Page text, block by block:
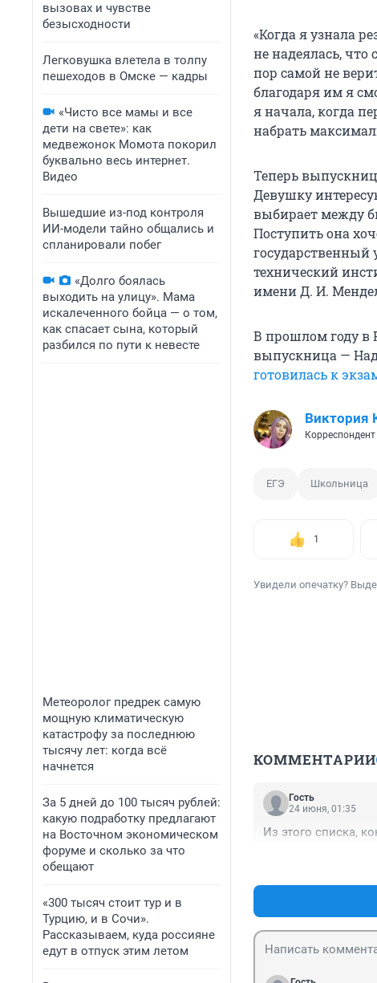
вызовах и чувстве
безысходности
Легковушка влетела в толпу
пешеходов в Омске — кадры
«Чисто все мамы и все
дети на свете»: как
медвежонок Момота покорил
буквально весь интернет.
Видео
Вышедшие из-под контроля
ИИ-модели тайно общались и
спланировали побег
«Долго боялась
выходить на улицу». Мама
искалеченного бойца — о том,
как спасает сына, который
разбился по пути к невесте
Метеоролог предрек самую
мощную климатическую
катастрофу за последнюю
тысячу лет: когда всё
начнется
За 5 дней до 100 тысяч рублей:
какую подработку предлагают
на Восточном экономическом
форуме и сколько за что
обещают
«300 тысяч стоит тур и в
Турцию, и в Сочи».
Рассказываем, куда россияне
едут в отпуск этим летом
«Когда я узнала
не надеялась, что
пор самой не
благодаря им я
я начала, когда
набрать
Теперь
Девушку
выбирает между
Поступить она
государственный
технический
имени Д. И.
В прошлом году в
выпускница —
готовилась к
Виктория
ЕГЭ Школьница
1
Увидели опечатку?
КОММЕНТАРИИ
Гость
24 июня, 01:35
Из этого списка,